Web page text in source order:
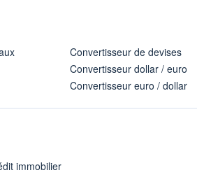
Convertisseur de devises
Convertisseur dollar / euro
Convertisseur euro / dollar
immobilier